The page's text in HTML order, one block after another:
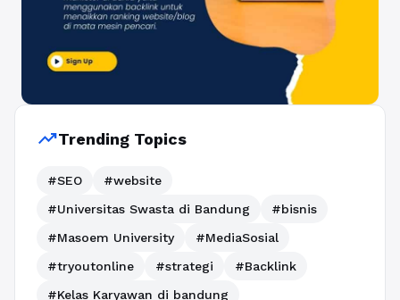
trending_upTrending Topics
#SEO
#website
#Universitas Swasta di Bandung
#bisnis
#Masoem University
#MediaSosial
#tryoutonline
#strategi
#Backlink
#Kelas Karyawan di bandung